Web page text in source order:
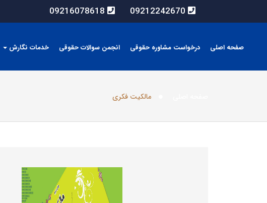
09212242670
09216078618
صفحه اصلی درخواست مشاوره حقوقی انجمن سوالات حقوقی خدمات نگارش
مالکیت فکری